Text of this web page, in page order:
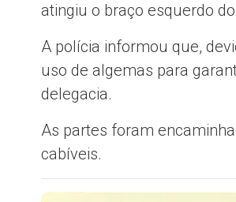
atingiu o braço esquerdo
A polícia informou que,
uso de algemas para
delegacia.
As partes foram
cabíveis.